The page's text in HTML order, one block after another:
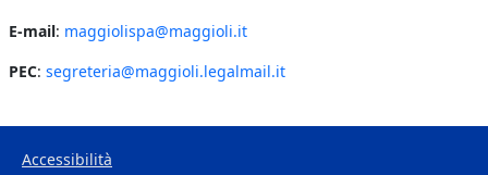
E-mail: maggiolispa@maggioli.it
PEC: segreteria@maggioli.legalmail.it
Accessibilità